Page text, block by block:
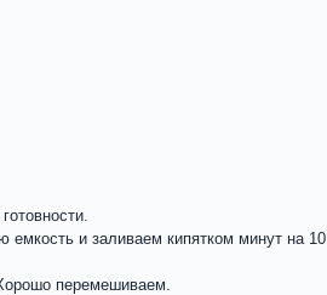
и заливаем кипятком минут на 10.
перемешиваем.